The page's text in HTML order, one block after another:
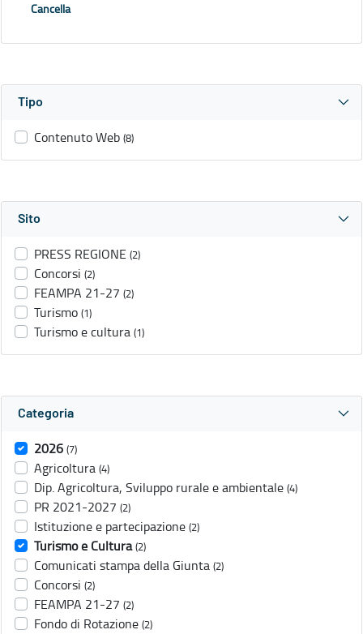
Cancella
Tipo
Contenuto Web (8)
Sito
PRESS REGIONE (2)
Concorsi (2)
FEAMPA 21-27 (2)
Turismo (1)
Turismo e cultura (1)
Categoria
2026 (7)
Agricoltura (4)
Dip. Agricoltura, Sviluppo rurale e ambientale (4)
PR 2021-2027 (2)
Istituzione e partecipazione (2)
Turismo e Cultura (2)
Comunicati stampa della Giunta (2)
Concorsi (2)
FEAMPA 21-27 (2)
Fondo di Rotazione (2)